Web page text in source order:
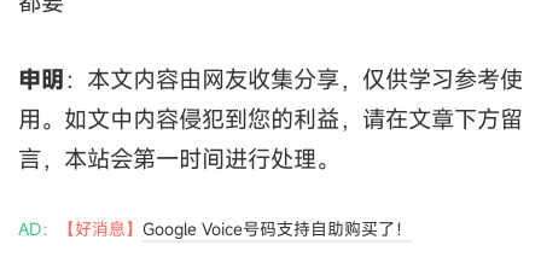
申明：本文内容由网友收集分享，仅供学习参考使
用。如文中内容侵犯到您的利益，请在文章下方留
言，本站会第一时间进行处理。
AD： 【好消息】 Google Voice号码支持自助购买了！